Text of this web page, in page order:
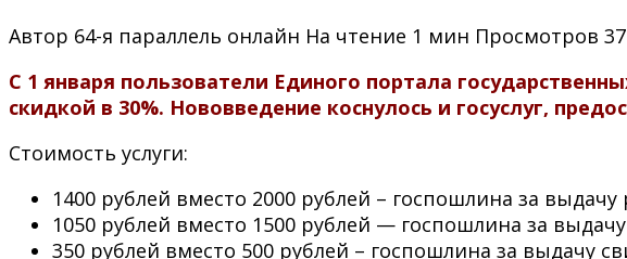
Автор 64-я параллель онлайн На чтение 1 мин Просмотров
С 1 января пользователи Единого портала
скидкой в 30%. Нововведение коснулось и госуслуг,
Стоимость услуги:
1400 рублей вместо 2000 рублей – госпошлина за
1050 рублей вместо 1500 рублей — госпошлина за
350 рублей вместо 500 рублей – госпошлина за выдачу